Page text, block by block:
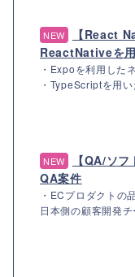
NEW
【React
ReactNativeを
・Expoを利用した
・TypeScriptを用
NEW
【QA/ソ
QA案件
・ECプロダクトの
日本側の顧客開発